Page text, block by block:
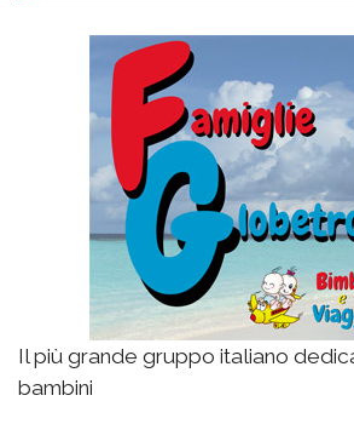
Il più grande gruppo italiano
bambini